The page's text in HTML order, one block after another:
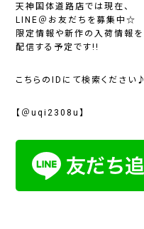
天神国体道路店では現在、
LINE＠お友だちを募集中☆
限定情報や新作の入荷情報を
配信する予定です!!
こちらのIDにて検索ください♪
【＠uqi2308u】